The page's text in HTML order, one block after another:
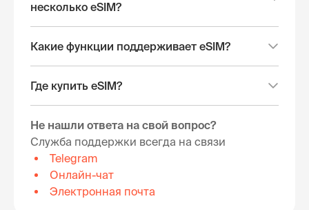
несколько eSIM?
Какие функции поддерживает eSIM?
Где купить eSIM?
Не нашли ответа на свой вопрос?
Служба поддержки всегда на связи
Telegram
Онлайн-чат
Электронная почта